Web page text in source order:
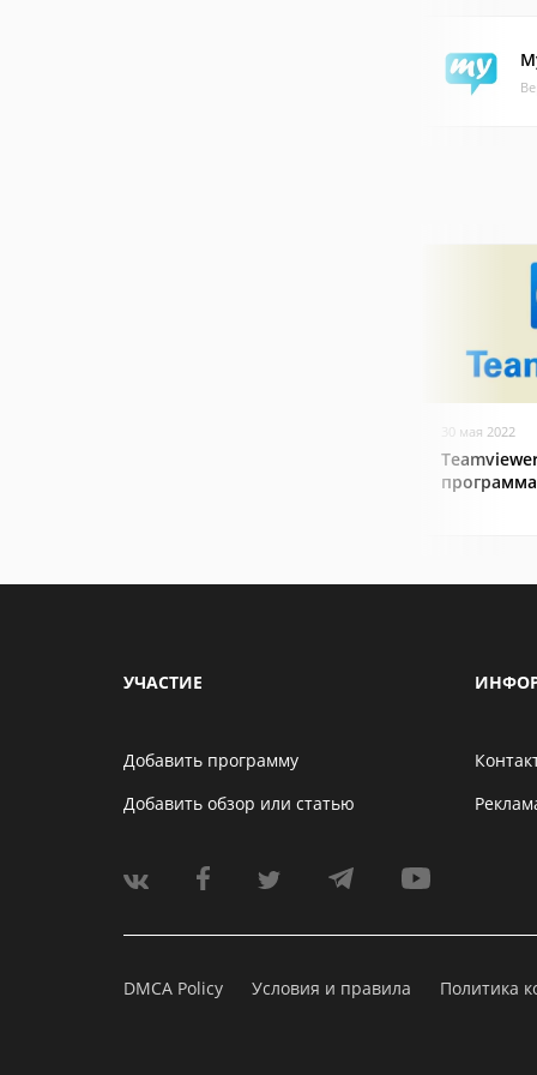
30 мая 2022
программа
УЧАСТИЕ
Добавить программу
Добавить обзор или статью
DMCA Policy Условия и правила Политика